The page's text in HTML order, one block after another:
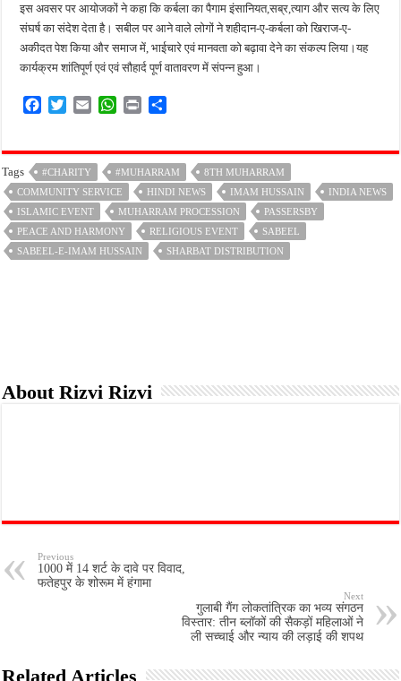
इस अवसर पर आयोजकों ने कहा कि कर्बला का पैगाम इंसानियत,सब्र,त्याग और सत्य के लिए
संघर्ष का संदेश देता है। सबील पर आने वाले लोगों ने शहीदान-ए-कर्बला को खिराज-ए-
अकीदत पेश किया और समाज में, भाईचारे एवं मानवता को बढ़ावा देने का संकल्प लिया।यह
कार्यक्रम शांतिपूर्ण एवं एवं सौहार्द पूर्ण वातावरण में संपन्न हुआ।
e
b
o
o
k
t
t
e
r
i
W
t
s
A
p
p
n
t
r
e
Tags #CHARITY #MUHARRAM
8TH MUHARRAM
COMMUNITY SERVICE
HINDI NEWS IMAM HUSSAIN
INDIA NEWS
ISLAMIC EVENT
MUHARRAM PROCESSION
PASSERSBY
PEACE AND HARMONY
RELIGIOUS EVENT
SABEEL
SABEEL-E-IMAM HUSSAIN
SHARBAT DISTRIBUTION
About Rizvi Rizvi
Previous
1000 में 14 शर्ट के दावे पर विवाद,
फतेहपुर के शोरूम में हंगामा
Next
गुलाबी गैंग लोकतांत्रिक का भव्य संगठन
विस्तार: तीन ब्लॉकों की सैकड़ों महिलाओं ने
ली सच्चाई और न्याय की लड़ाई की शपथ
Related Articles